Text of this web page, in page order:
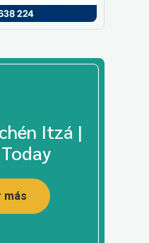
Itzá |
más